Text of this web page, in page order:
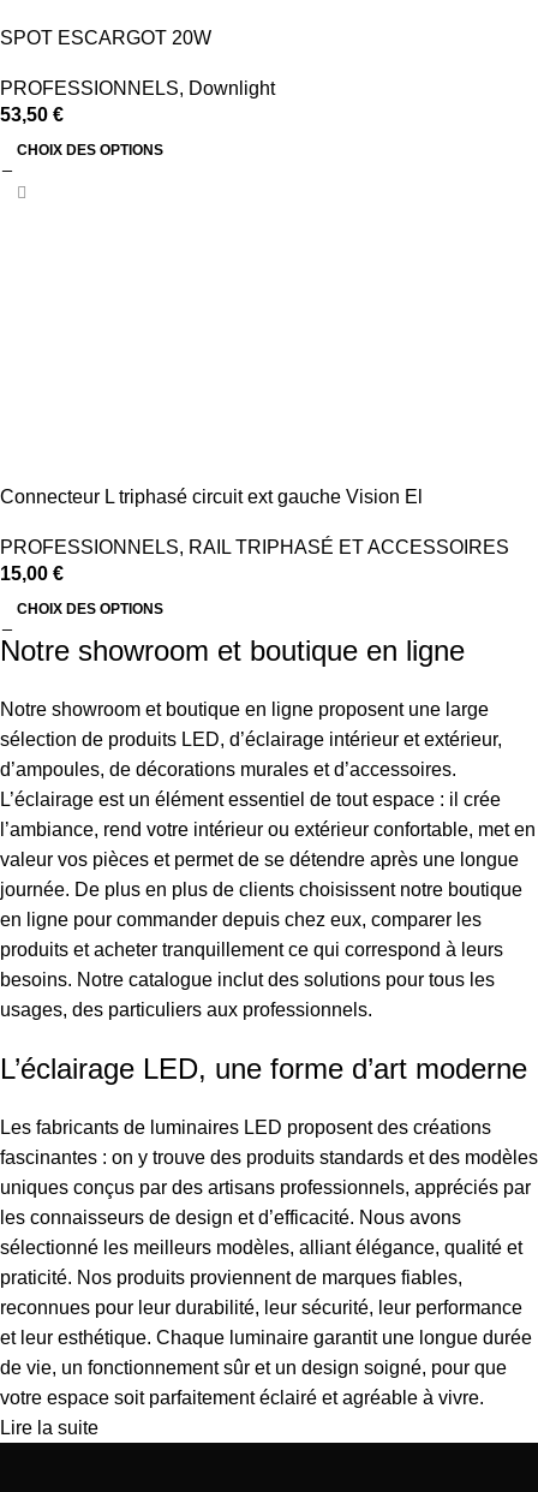
SPOT ESCARGOT 20W
PROFESSIONNELS, Downlight
53,50 €
CHOIX DES OPTIONS
Connecteur L triphasé circuit ext gauche Vision El
PROFESSIONNELS, RAIL TRIPHASÉ ET ACCESSOIRES
15,00 €
CHOIX DES OPTIONS
Notre showroom et boutique en ligne
Notre showroom et boutique en ligne proposent une large
sélection de produits LED, d’éclairage intérieur et extérieur,
d’ampoules, de décorations murales et d’accessoires.
L’éclairage est un élément essentiel de tout espace : il crée
l’ambiance, rend votre intérieur ou extérieur confortable, met en
valeur vos pièces et permet de se détendre après une longue
journée. De plus en plus de clients choisissent notre boutique
en ligne pour commander depuis chez eux, comparer les
produits et acheter tranquillement ce qui correspond à leurs
besoins. Notre catalogue inclut des solutions pour tous les
usages, des particuliers aux professionnels.
L’éclairage LED, une forme d’art moderne
Les fabricants de luminaires LED proposent des créations
fascinantes : on y trouve des produits standards et des modèles
uniques conçus par des artisans professionnels, appréciés par
les connaisseurs de design et d’efficacité. Nous avons
sélectionné les meilleurs modèles, alliant élégance, qualité et
praticité. Nos produits proviennent de marques fiables,
reconnues pour leur durabilité, leur sécurité, leur performance
et leur esthétique. Chaque luminaire garantit une longue durée
de vie, un fonctionnement sûr et un design soigné, pour que
votre espace soit parfaitement éclairé et agréable à vivre.
Lire la suite